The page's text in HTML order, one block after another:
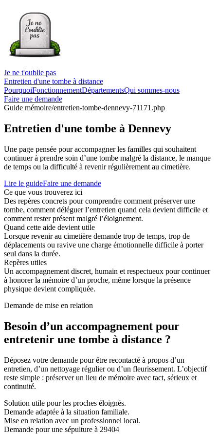
Je ne t'oublie pas
Entretien d'une tombe à distance
PourquoiFonctionnementDépartementsQui sommes-nous
Faire une demande
Guide mémoire/entretien-tombe-dennevy-71171.php
Entretien d'une tombe à Dennevy
Une page pensée pour accompagner les familles qui souhaitent
continuer à prendre soin d’une tombe malgré la distance, le manque
de temps ou la difficulté à revenir régulièrement au cimetière.
Lire le guideFaire une demande
Ce que vous trouverez ici
Des repères concrets pour comprendre comment préserver une
tombe, comment déléguer l’entretien quand cela devient difficile et
comment rester présent malgré l’éloignement.
Quand cette aide devient utile
Lorsque revenir au cimetière demande trop de temps, trop de
déplacements ou ravive une charge émotionnelle difficile à porter
seul dans la durée.
Repères utiles
Un accompagnement discret, humain et respectueux pour continuer
à honorer la mémoire d’un proche, même lorsque la présence
physique devient compliquée.
Demande de mise en relation
Besoin d’un accompagnement pour
entretenir une tombe à distance ?
Déposez votre demande pour être recontacté à propos d’un
entretien, d’un nettoyage régulier ou d’un fleurissement. L’objectif
reste simple : préserver un lieu de mémoire avec tact, sérieux et
continuité.
Solution utile pour les proches éloignés.
Demande adaptée à la situation familiale.
Mise en relation avec un professionnel local.
Demande pour une sépulture à 29404